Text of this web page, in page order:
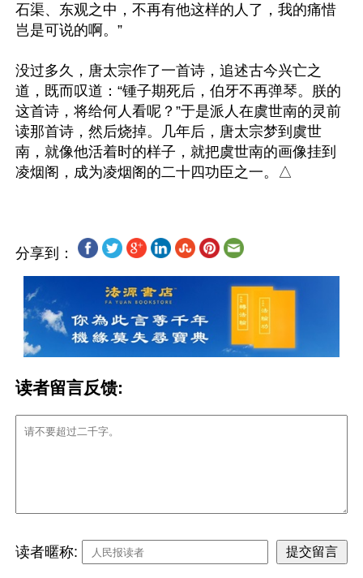
石渠、东观之中，不再有他这样的人了，我的痛惜
岂是可说的啊。”
没过多久，唐太宗作了一首诗，追述古今兴亡之
道，既而叹道：“锺子期死后，伯牙不再弹琴。朕的
这首诗，将给何人看呢？”于是派人在虞世南的灵前
读那首诗，然后烧掉。几年后，唐太宗梦到虞世
南，就像他活着时的样子，就把虞世南的画像挂到
分享到：
读者留言反馈:
读者暱称: